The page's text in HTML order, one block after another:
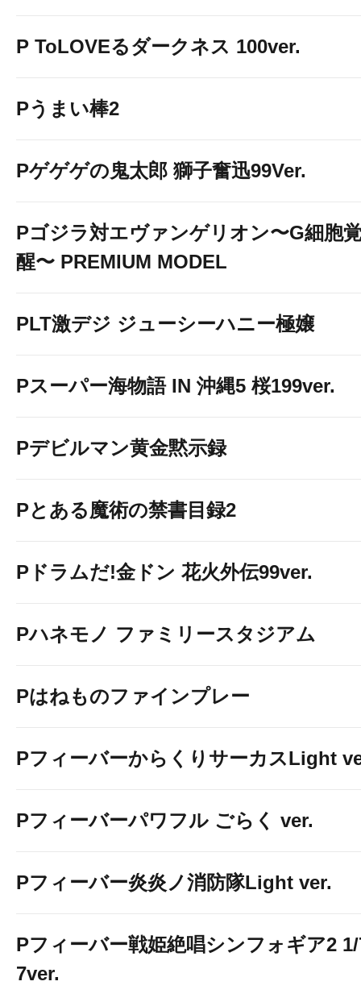
P ToLOVEるダークネス 100ver.
Pうまい棒2
Pゲゲゲの鬼太郎 獅子奮迅99Ver.
Pゴジラ対エヴァンゲリオン〜G細胞
醒〜 PREMIUM MODEL
PLT激デジ ジューシーハニー極嬢
Pスーパー海物語 IN 沖縄5 桜199ver.
Pデビルマン黄金黙示録
Pとある魔術の禁書目録2
Pドラムだ!金ドン 花火外伝99ver.
Pハネモノ ファミリースタジアム
Pはねものファインプレー
PフィーバーからくりサーカスLight
Pフィーバーパワフル ごらく ver.
Pフィーバー炎炎ノ消防隊Light ver.
Pフィーバー戦姫絶唱シンフォギア2
7ver.